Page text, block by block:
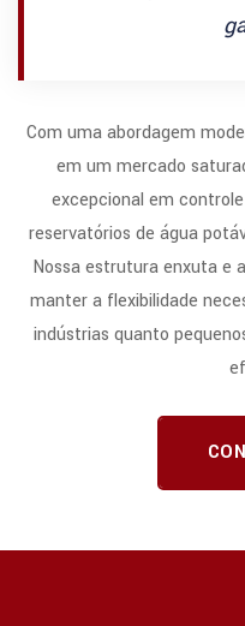
Com uma abordagem
em um mercado
excepcional em
reservatórios de água
Nossa estrutura enxuta e
manter a flexibilidade
indústrias quanto